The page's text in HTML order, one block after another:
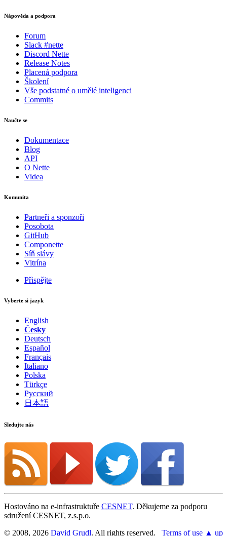
Nápověda a podpora
Forum
Slack #nette
Discord Nette
Release Notes
Placená podpora
Školení
Vše podstatné o umělé inteligenci
Commits
Naučte se
Dokumentace
Blog
API
O Nette
Videa
Komunita
Partneři a sponzoři
Posobota
GitHub
Componette
Síň slávy
Vitrína
Přispějte
Vyberte si jazyk
English
Česky
Deutsch
Español
Français
Italiano
Polska
Türkçe
Русский
日本語
Sledujte nás
Hostováno na e-infrastruktuře CESNET. Děkujeme za podporu
sdružení CESNET, z.s.p.o.
© 2008, 2026 David Grudl. All rights reserved. Terms of use ▲ up